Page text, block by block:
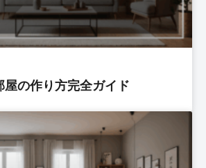
屋の作り方完全ガイド